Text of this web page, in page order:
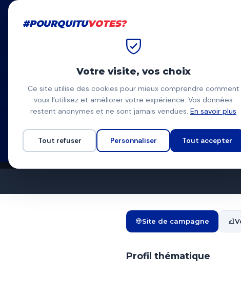
#POURQUITU
Nicolas
NM
Nicolas
Fiers de Rouen (PS/
Liste d'union à gauche
Programme complet
Site de campagne
Profil thématique
#POURQUITUVOTES?
Votre visite, vos choix
Ce site utilise des cookies pour mieux comprendre comment
vous l’utilisez et améliorer votre expérience. Vos données
restent anonymes et ne sont jamais vendues. En savoir plus
Tout refuser Personnaliser Tout accepter